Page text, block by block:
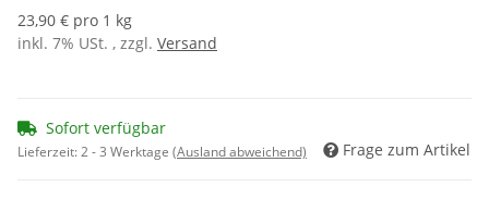
23,90 € pro 1 kg
inkl. 7% USt. , zzgl. Versand
Sofort verfügbar
Lieferzeit:2 - 3 Werktage (Ausland abweichend) Frage zum Artikel